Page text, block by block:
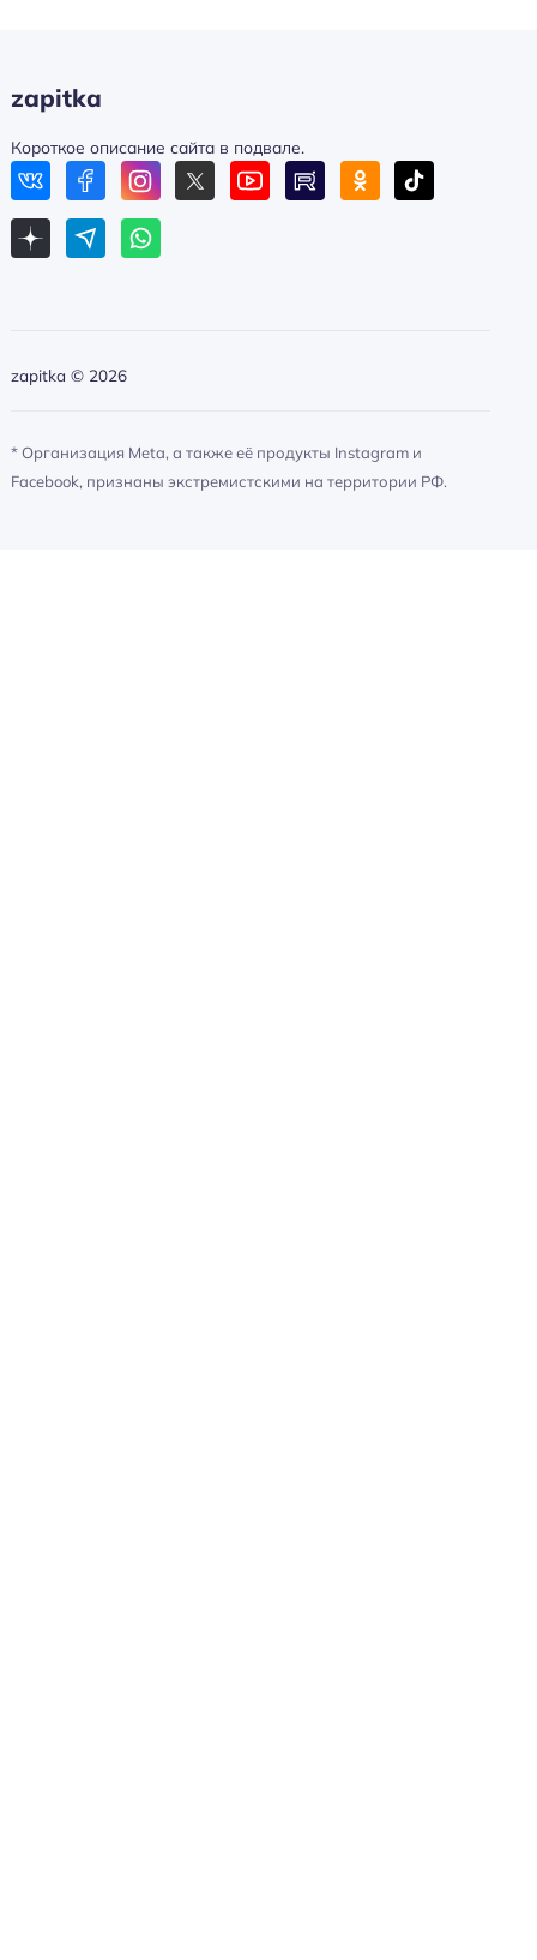
zapitka
Короткое описание сайта в подвале.
zapitka © 2026
* Организация Meta, а также её продукты Instagram и
Facebook, признаны экстремистскими на территории РФ.